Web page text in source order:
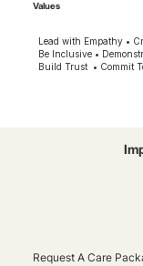
Values
Lead with Empathy •
Be Inclusive •
Build Trust • Commit
Request A Care